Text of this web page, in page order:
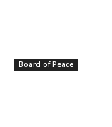
Board of Peace